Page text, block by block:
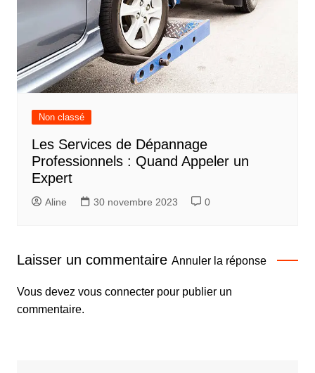
Non classé
Les Services de Dépannage
Professionnels : Quand Appeler un
Expert
Aline 30 novembre 2023 0
Laisser un commentaire Annuler la réponse
Vous devez vous connecterpour publier un
commentaire.